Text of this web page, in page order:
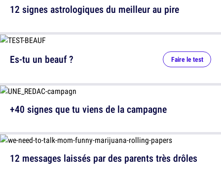
12 signes astrologiques du meilleur au pire
12 messages laissés par des parents très drôles
Es-tu un beauf ? Faire le test
+40 signes que tu viens de la campagne